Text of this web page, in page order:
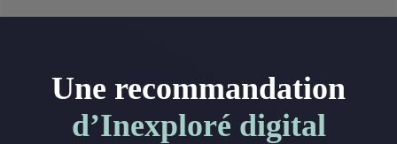
Une recommandation
d’Inexploré digital